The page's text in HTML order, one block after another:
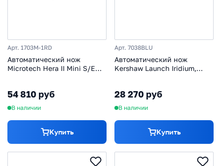
Арт. 1703M-1RD
Автоматический нож
Microtech Hera II Mini S/E
54 810 руб
В наличии
Купить
Арт. 7038BLU
Автоматический нож
Kershaw Launch Iridium,
28 270 руб
В наличии
Купить